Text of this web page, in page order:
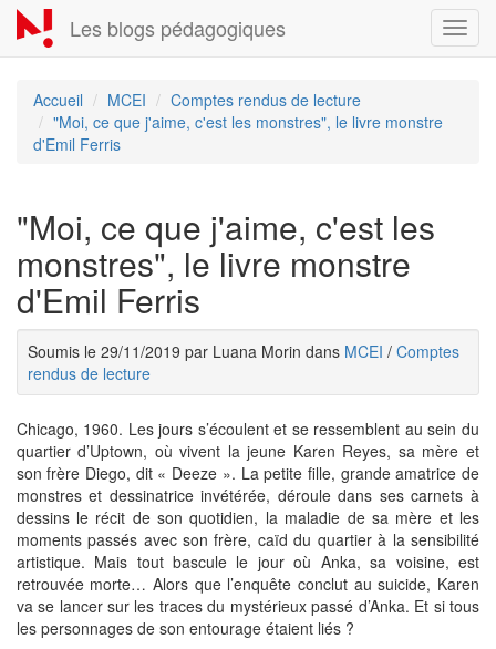
Aller
au
contenu
Les blogs pédagogiques
Accueil MCEI
Comptes rendus de lecture
"Moi, ce que j'aime, c'est les monstres", le livre monstre
d'Emil Ferris
"Moi, ce que j'aime, c'est les
monstres", le livre monstre
d'Emil Ferris
Soumis le 29/11/2019 par Luana Morin dans MCEI / Comptes
rendus de lecture
Chicago, 1960. Les jours s’écoulent et se ressemblent au sein du
quartier d’Uptown, où vivent la jeune Karen Reyes, sa mère et
son frère Diego, dit « Deeze ». La petite fille, grande amatrice de
monstres et dessinatrice invétérée, déroule dans ses carnets à
dessins le récit de son quotidien, la maladie de sa mère et les
moments passés avec son frère, caïd du quartier à la sensibilité
artistique. Mais tout bascule le jour où Anka, sa voisine, est
retrouvée morte… Alors que l’enquête conclut au suicide, Karen
va se lancer sur les traces du mystérieux passé d’Anka. Et si tous
les personnages de son entourage étaient liés ?